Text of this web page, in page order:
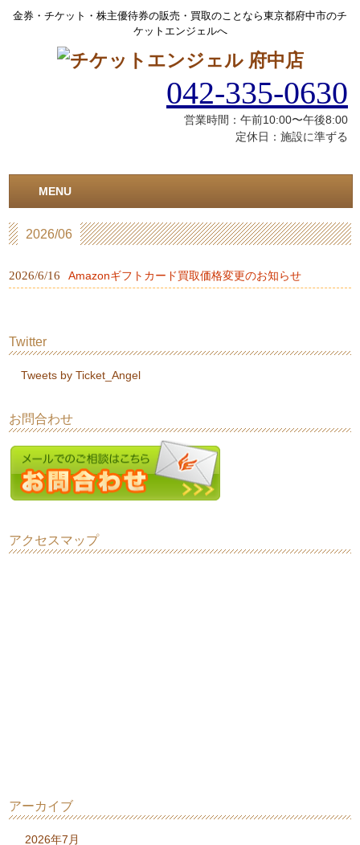
金券・チケット・株主優待券の販売・買取のことなら東京都府中市のチ
ケットエンジェルへ
042-335-0630
営業時間：午前10:00〜午後8:00
定休日：施設に準ずる
MENU
2026/06
2026/6/16 Amazonギフトカード買取価格変更のお知らせ
Twitter
Tweets by Ticket_Angel
お問合わせ
アクセスマップ
アーカイブ
2026年7月